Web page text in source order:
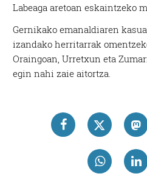
Labeaga aretoan eskaintzeko
Gernikako emanaldiaren
izandako herritarrak
Oraingoan, Urretxun eta
egin nahi zaie aitortza.